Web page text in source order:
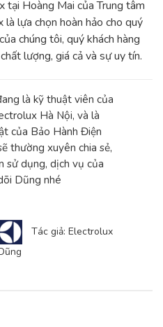
tại Hoàng Mai của Trung tâm
lựa chọn hoàn hảo cho quý
chúng tôi, quý khách hàng
lượng, giá cả và sự uy tín.
là kỹ thuật viên của
Hà Nội, và là
của Bảo Hành Điện
thường xuyên chia sẻ,
sử dụng, dịch vụ của
Dũng nhé
Tác giả: Electrolux